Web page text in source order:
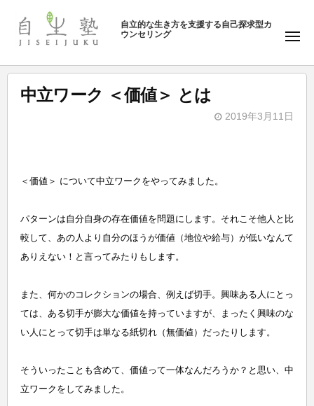
ン
自
塾
自立的な生き方を支援する自己探求型カ
ウンセリング
メ
ュ
ー
中立ワーク ＜価値＞ とは
2019年3月11日
生
＜価値＞ について中立ワークをやってみました。
パターンは自分自身の存在価値を問題にします。それこそ他人と比
較して、あの人より自分のほうが価値（地位や給与）が低いなんて
ありえない！と言ってみたりもします。
また、何かのコレクションの場合、例えば切手。興味ある人にとっ
ては、ある切手が膨大な価値を持っていますが、まったく興味のな
い人にとって切手は単なる紙切れ（無価値）だったりします。
そういったことも含めて、価値って一体なんだろうか？と思い、中
立ワークをしてみました。